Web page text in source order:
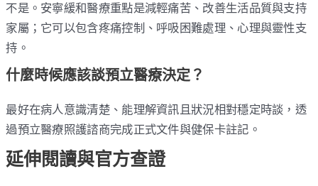
不是。安寧緩和醫療重點是減輕痛苦、改善生活品質與支持
家屬；它可以包含疼痛控制、呼吸困難處理、心理與靈性支
持。
什麼時候應該談預立醫療決定？
最好在病人意識清楚、能理解資訊且狀況相對穩定時談，透
過預立醫療照護諮商完成正式文件與健保卡註記。
延伸閱讀與官方查證